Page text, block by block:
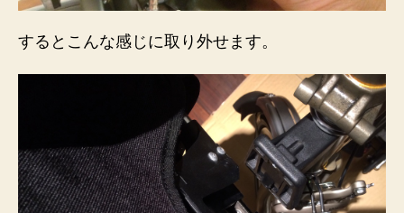
するとこんな感じに取り外せます。